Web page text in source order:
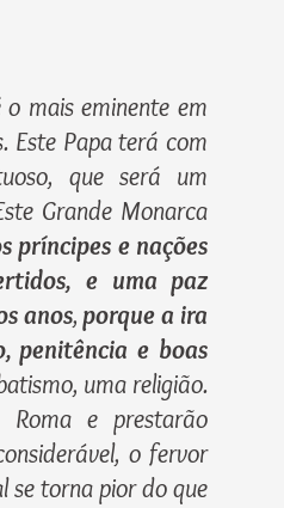
mais eminente em
Este Papa terá com
que será um
Grande Monarca
príncipes e nações
e uma paz
anos,porque a ira
penitência e boas
uma religião.
Roma e prestarão
o fervor
se torna pior do que